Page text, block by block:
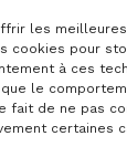
les
cookies pour
à ces
le
fait de ne pas
certaines
qui
la